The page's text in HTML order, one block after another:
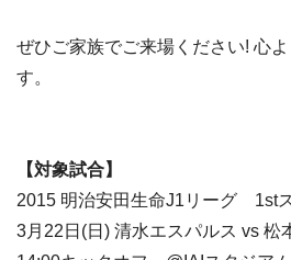
ぜひご家族でご来場ください! 心
す。
【対象試合】
2015 明治安田生命J1リーグ 1st
3月22日(日) 清水エスパルス vs 松